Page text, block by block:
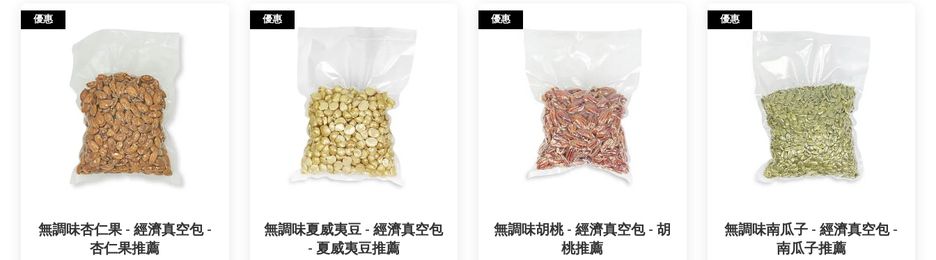
優惠
無調味杏仁果 - 經濟真空包 -
杏仁果推薦
優惠
無調味夏威夷豆 - 經濟真空包
- 夏威夷豆推薦
優惠
無調味胡桃 - 經濟真空包 - 胡
桃推薦
優惠
無調味南瓜子 - 經濟真空包 -
南瓜子推薦